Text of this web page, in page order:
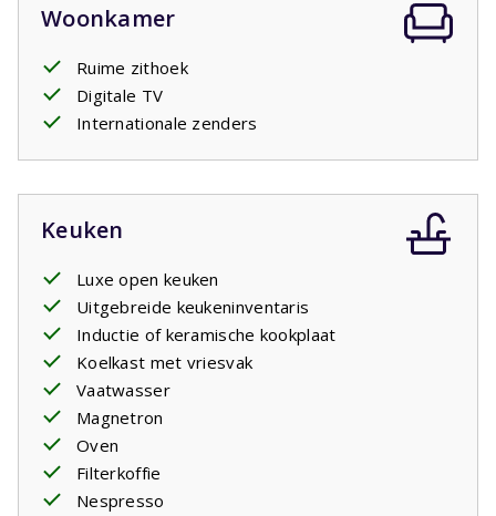
Woonkamer
Ruime zithoek
Digitale TV
Internationale zenders
Keuken
Luxe open keuken
Uitgebreide keukeninventaris
Inductie of keramische kookplaat
Koelkast met vriesvak
Vaatwasser
Magnetron
Oven
Filterkoffie
Nespresso